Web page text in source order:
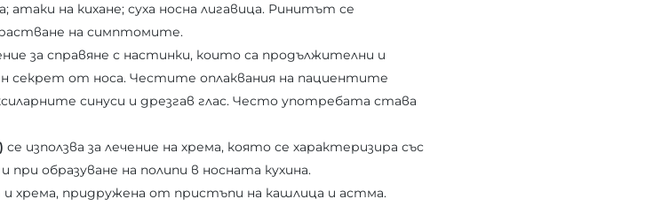
на кихане; суха носна лигавица. Ринитът се
на симптомите.
за справяне с настинки, които са продължителни и
секрет от носа. Честите оплаквания на пациентите
синуси и дрезгав глас. Често употребата става
се използва за лечение на хрема, която се характеризира със
образуване на полипи в носната кухина.
и хрема, придружена от пристъпи на кашлица и астма.